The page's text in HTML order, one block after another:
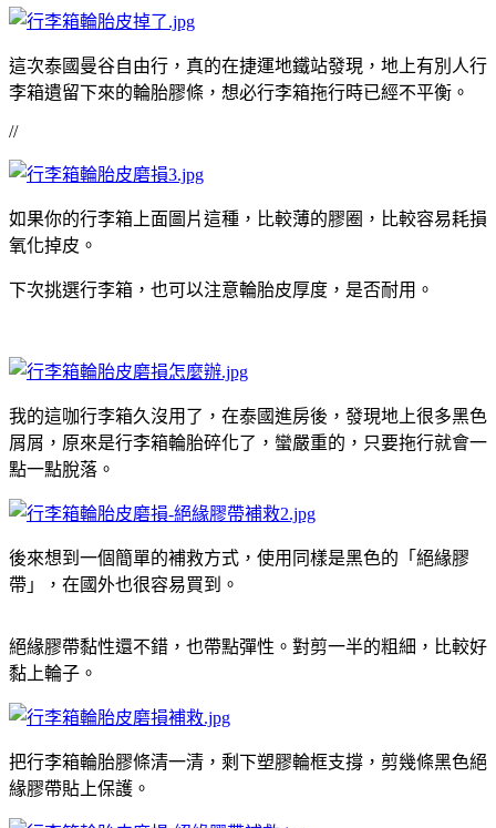
這次泰國曼谷自由行，真的在捷運地鐵站發現，地上有別人行
李箱遺留下來的輪胎膠條，想必行李箱拖行時已經不平衡。
//
如果你的行李箱上面圖片這種，比較薄的膠圈，比較容易耗損
氧化掉皮。
下次挑選行李箱，也可以注意輪胎皮厚度，是否耐用。
我的這咖行李箱久沒用了，在泰國進房後，發現地上很多黑色
屑屑，原來是行李箱輪胎碎化了，蠻嚴重的，只要拖行就會一
點一點脫落。
後來想到一個簡單的補救方式，使用同樣是黑色的「絕緣膠
帶」，在國外也很容易買到。
絕緣膠帶黏性還不錯，也帶點彈性。對剪一半的粗細，比較好
黏上輪子。
把行李箱輪胎膠條清一清，剩下塑膠輪框支撐，剪幾條黑色絕
緣膠帶貼上保護。